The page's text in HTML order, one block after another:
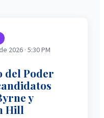
2026 · 5:30 PM
del Poder
y
Hill